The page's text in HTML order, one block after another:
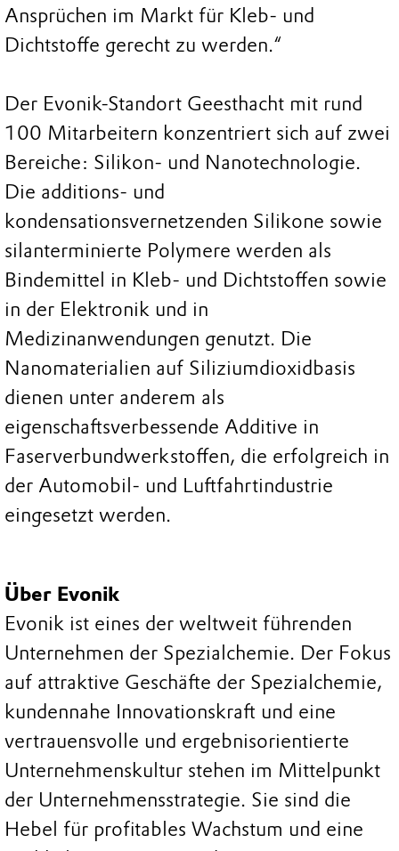
Ansprüchen im Markt für Kleb- und
Dichtstoffe gerecht zu werden.“
Der Evonik-Standort Geesthacht mit rund
100 Mitarbeitern konzentriert sich auf zwei
Bereiche: Silikon- und Nanotechnologie.
Die additions- und
kondensationsvernetzenden Silikone sowie
silanterminierte Polymere werden als
Bindemittel in Kleb- und Dichtstoffen sowie
in der Elektronik und in
Medizinanwendungen genutzt. Die
Nanomaterialien auf Siliziumdioxidbasis
dienen unter anderem als
eigenschaftsverbessende Additive in
Faserverbundwerkstoffen, die erfolgreich in
der Automobil- und Luftfahrtindustrie
eingesetzt werden.
Über Evonik
Evonik ist eines der weltweit führenden
Unternehmen der Spezialchemie. Der Fokus
auf attraktive Geschäfte der Spezialchemie,
kundennahe Innovationskraft und eine
vertrauensvolle und ergebnisorientierte
Unternehmenskultur stehen im Mittelpunkt
der Unternehmensstrategie. Sie sind die
Hebel für profitables Wachstum und eine